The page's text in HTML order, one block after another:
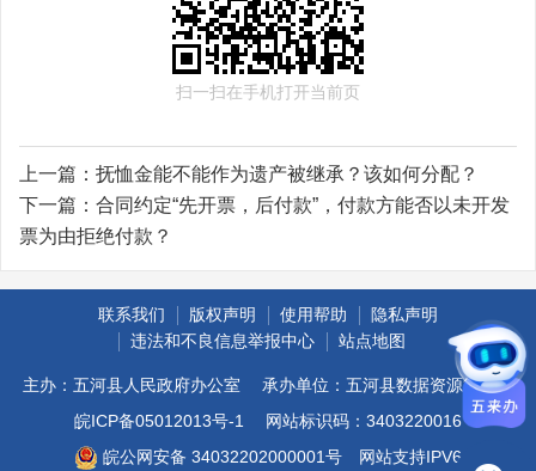
扫一扫在手机打开当前页
上一篇： 抚恤金能不能作为遗产被继承？该如何分配？
下一篇： 合同约定“先开票，后付款”，付款方能否以未开发
票为由拒绝付款？
联系我们 版权声明 使用帮助
隐私声明
违法和不良信息举报中心
站点地图
主办：五河县人民政府办公室
承办单位：五河县数据资源管理局
皖ICP备05012013号-1
网站标识码：3403220016
皖公网安备 34032202000001号
网站支持IPV6